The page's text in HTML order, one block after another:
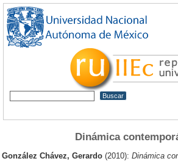
Dinámica
González Chávez, Gerardo (2010): Dinámica